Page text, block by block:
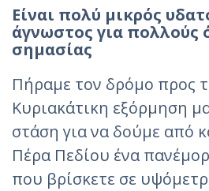
Είναι πολύ μικρός
άγνωστος για πολλούς
σημασίας
Πήραμε τον δρόμο προς
Κυριακάτικη εξόρμηση
στάση για να δούμε από
Πέρα Πεδίου ένα
που βρίσκετε σε